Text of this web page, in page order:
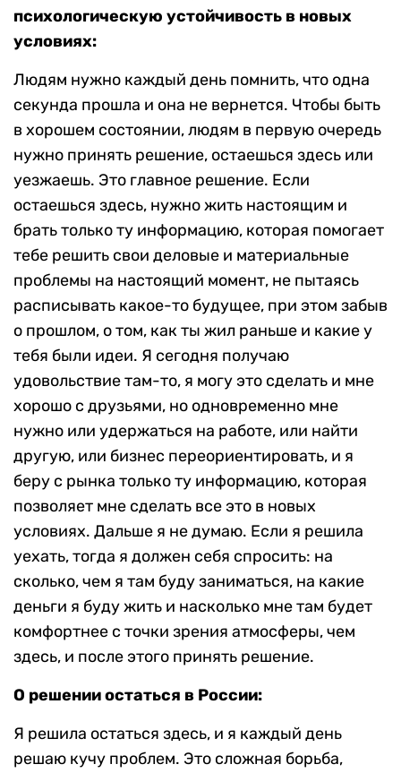
психологическую устойчивость в новых
условиях:
Людям нужно каждый день помнить, что одна
секунда прошла и она не вернется. Чтобы быть
в хорошем состоянии, людям в первую очередь
нужно принять решение, остаешься здесь или
уезжаешь. Это главное решение. Если
остаешься здесь, нужно жить настоящим и
брать только ту информацию, которая помогает
тебе решить свои деловые и материальные
проблемы на настоящий момент, не пытаясь
расписывать какое-то будущее, при этом забыв
о прошлом, о том, как ты жил раньше и какие у
тебя были идеи. Я сегодня получаю
удовольствие там-то, я могу это сделать и мне
хорошо с друзьями, но одновременно мне
нужно или удержаться на работе, или найти
другую, или бизнес переориентировать, и я
беру с рынка только ту информацию, которая
позволяет мне сделать все это в новых
условиях. Дальше я не думаю. Если я решила
уехать, тогда я должен себя спросить: на
сколько, чем я там буду заниматься, на какие
деньги я буду жить и насколько мне там будет
комфортнее с точки зрения атмосферы, чем
здесь, и после этого принять решение.
О решении остаться в России:
Я решила остаться здесь, и я каждый день
решаю кучу проблем. Это сложная борьба,